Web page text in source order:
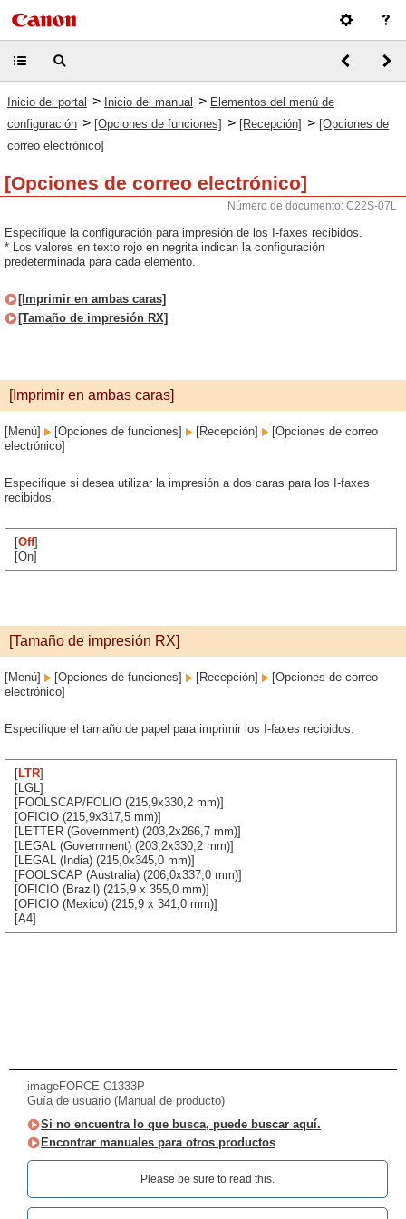
Inicio del portal > Inicio del manual > Elementos del menú de
configuración > [Opciones de funciones] > [Recepción] > [Opciones de
correo electrónico]
[Opciones de correo electrónico]
Número de documento: C22S-07L
Especifique la configuración para impresión de los I-faxes recibidos.
* Los valores en texto rojo en negrita indican la configuración
predeterminada para cada elemento.
[Imprimir en ambas caras]
[Tamaño de impresión RX]
[Imprimir en ambas caras]
[Menú] [Opciones de funciones] [Recepción]
[Opciones de correo
electrónico]
Especifique si desea utilizar la impresión a dos caras para los I-faxes
recibidos.
[Off]
[On]
[Tamaño de impresión RX]
[Menú] [Opciones de funciones] [Recepción]
[Opciones de correo
electrónico]
Especifique el tamaño de papel para imprimir los I-faxes recibidos.
[LTR]
[LGL]
[FOOLSCAP/FOLIO (215,9x330,2 mm)]
[OFICIO (215,9x317,5 mm)]
[LETTER (Government) (203,2x266,7 mm)]
[LEGAL (Government) (203,2x330,2 mm)]
[LEGAL (India) (215,0x345,0 mm)]
[FOOLSCAP (Australia) (206,0x337,0 mm)]
[OFICIO (Brazil) (215,9 x 355,0 mm)]
[OFICIO (Mexico) (215,9 x 341,0 mm)]
[A4]
imageFORCE C1333P
Guía de usuario (Manual de producto)
Si no encuentra lo que busca, puede buscar aquí.
Encontrar manuales para otros productos
Please be sure to read this.‎